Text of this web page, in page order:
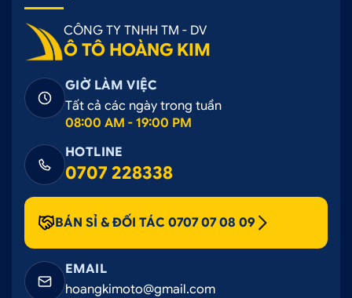
Tapi và taplo được đổi màu đồng bộ với khoang nội
1.4. Trần sao (Starlight)
Hệ thống trần xe được bọc lại bằng chất liệu da
lộn, kết hợp với LED sao rơi, tạo không gian như
bầu trời sao có thể điều chỉnh màu sắc theo sở
thích. Mang lại cảm giác thư giãn, đặc biệt phù hợp
khi di chuyển ban đêm.
CÔNG TY TNHH TM - DV
Ô TÔ HOÀNG KIM
GIỜ LÀM VIỆC
Tất cả các ngày trong tuần
08:00 AM - 19:00 PM
HOTLINE
0707 228338
BÁN SỈ & ĐỐI TÁC 0707 07 08 09
EMAIL
hoangkimoto@gmail.com